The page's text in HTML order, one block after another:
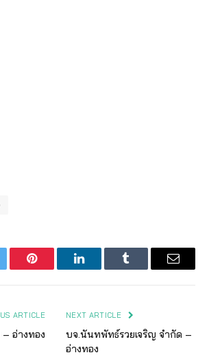
Pinterest LinkedInTumblr Email
ARTICLE
– อ่างทอง
NEXT ARTICLE
บจ.นันทพัทธ์รวยเจริญ จำกัด –
อ่างทอง